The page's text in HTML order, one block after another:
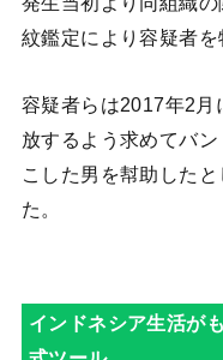
紋鑑定により容疑者を
容疑者らは2017年2月
放するよう求めてバ
こした男を幇助した
た。